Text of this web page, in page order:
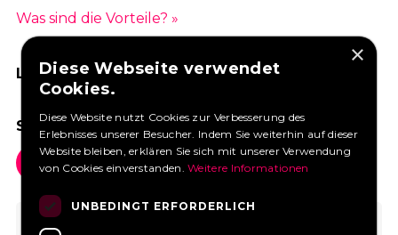
Was sind die Vorteile? »
LIKEN SIE UNS AUF FACEBOOK
SOCIAL MEDIA
×
Diese Webseite verwendet
Cookies.
Diese Website nutzt Cookies zur Verbesserung des
Erlebnisses unserer Besucher. Indem Sie weiterhin auf dieser
Website bleiben, erklären Sie sich mit unserer Verwendung
von Cookies einverstanden.Weitere Informationen
UNBEDINGT ERFORDERLICH